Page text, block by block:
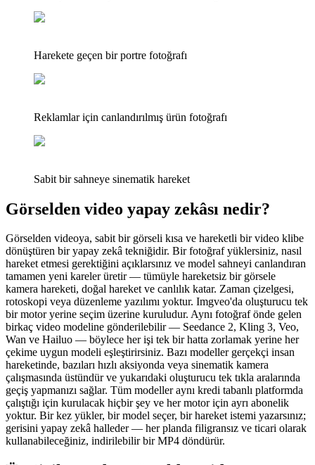
Harekete geçen bir portre fotoğrafı
Reklamlar için canlandırılmış ürün fotoğrafı
Sabit bir sahneye sinematik hareket
Görselden video yapay zekâsı nedir?
Görselden videoya, sabit bir görseli kısa ve hareketli bir video klibe
dönüştüren bir yapay zekâ tekniğidir. Bir fotoğraf yüklersiniz, nasıl
hareket etmesi gerektiğini açıklarsınız ve model sahneyi canlandıran
tamamen yeni kareler üretir — tümüyle hareketsiz bir görsele
kamera hareketi, doğal hareket ve canlılık katar. Zaman çizelgesi,
rotoskopi veya düzenleme yazılımı yoktur. Imgveo'da oluşturucu tek
bir motor yerine seçim üzerine kuruludur. Aynı fotoğraf önde gelen
birkaç video modeline gönderilebilir — Seedance 2, Kling 3, Veo,
Wan ve Hailuo — böylece her işi tek bir hatta zorlamak yerine her
çekime uygun modeli eşleştirirsiniz. Bazı modeller gerçekçi insan
hareketinde, bazıları hızlı aksiyonda veya sinematik kamera
çalışmasında üstündür ve yukarıdaki oluşturucu tek tıkla aralarında
geçiş yapmanızı sağlar. Tüm modeller aynı kredi tabanlı platformda
çalıştığı için kurulacak hiçbir şey ve her motor için ayrı abonelik
yoktur. Bir kez yükler, bir model seçer, bir hareket istemi yazarsınız;
gerisini yapay zekâ halleder — her planda filigransız ve ticari olarak
kullanabileceğiniz, indirilebilir bir MP4 döndürür.